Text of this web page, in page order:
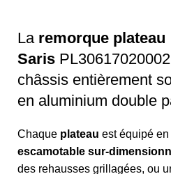
La remorque plateau
Saris
châssis entièrement
en aluminium double
Chaque plateau est équipé en
escamotable sur-
des rehausses grillagées, ou